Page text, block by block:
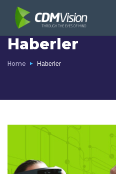
Haberler
Home Haberler